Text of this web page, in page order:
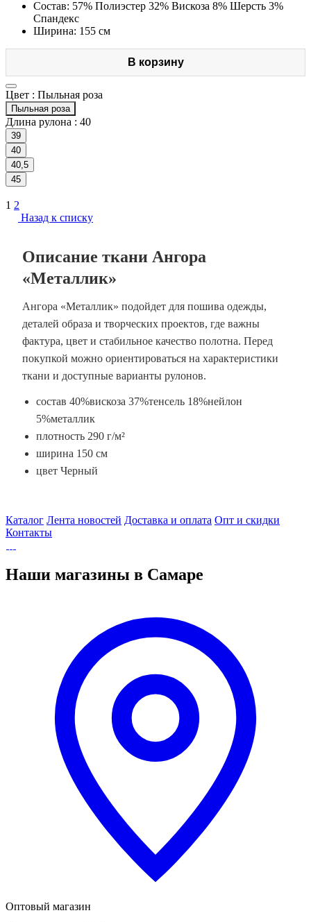
Состав: 57% Полиэстер 32% Вискоза 8% Шерсть 3%
Спандекс
Ширина: 155 см
В корзину
Цвет : Пыльная роза
Пыльная роза
Длина рулона : 40
39
40
40,5
45
1 2
Назад к списку
Описание ткани Ангора
«Металлик»
Ангора «Металлик» подойдет для пошива одежды,
деталей образа и творческих проектов, где важны
фактура, цвет и стабильное качество полотна. Перед
покупкой можно ориентироваться на характеристики
ткани и доступные варианты рулонов.
состав 40%вискоза 37%тенсель 18%нейлон
5%металлик
плотность 290 г/м²
ширина 150 см
цвет Черный
Каталог Лента новостей Доставка и оплата Опт и скидки
Контакты
Наши магазины в Самаре
Оптовый магазин